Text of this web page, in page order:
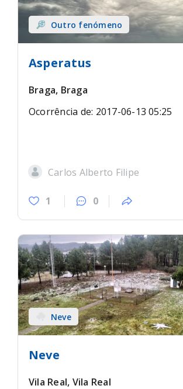
Outro fenómeno
Asperatus
Braga, Braga
Ocorrência de: 2017-06-13 05:25
Carlos Alberto Filipe
1 0
Neve
Neve
Vila Real, Vila Real